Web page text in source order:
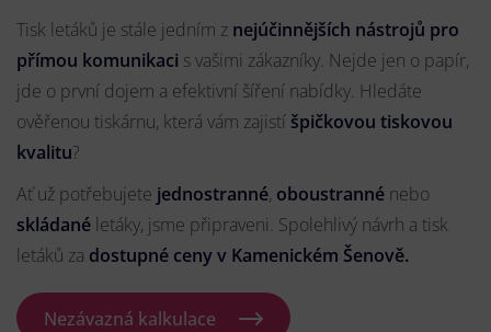
Tisk letáků je stále jedním z nejúčinnějších nástrojů pro
přímou komunikaci s vašimi zákazníky. Nejde jen o papír,
jde o první dojem a efektivní šíření nabídky. Hledáte
ověřenou tiskárnu, která vám zajistí špičkovou tiskovou
kvalitu?
Ať už potřebujete jednostranné, oboustranné nebo
skládané letáky, jsme připraveni. Spolehlivý návrh a tisk
letáků za dostupné ceny v Kamenickém Šenově.
Nezávazná kalkulace